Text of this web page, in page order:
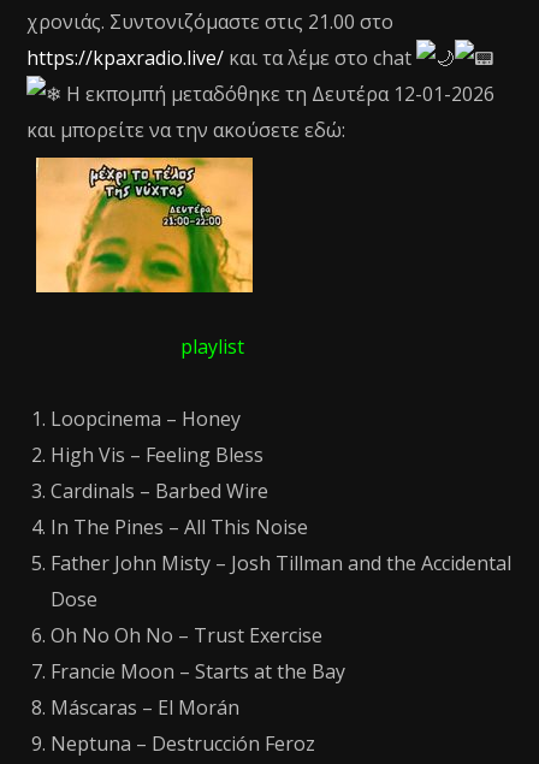
χρονιάς. Συντονιζόμαστε στις 21.00 στο
https://kpaxradio.live/ και τα λέμε στο chat
H εκπομπή μεταδόθηκε τη Δευτέρα 12-01-2026
και μπορείτε να την ακούσετε εδώ:
playlist
Loopcinema – Honey
High Vis – Feeling Bless
Cardinals – Barbed Wire
In The Pines – All This Noise
Father John Misty – Josh Tillman and the Accidental
Dose
Oh No Oh No – Trust Exercise
Francie Moon – Starts at the Bay
Máscaras – El Morán
Neptuna – Destrucción Feroz